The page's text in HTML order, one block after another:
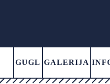
GUGL GALERIJA